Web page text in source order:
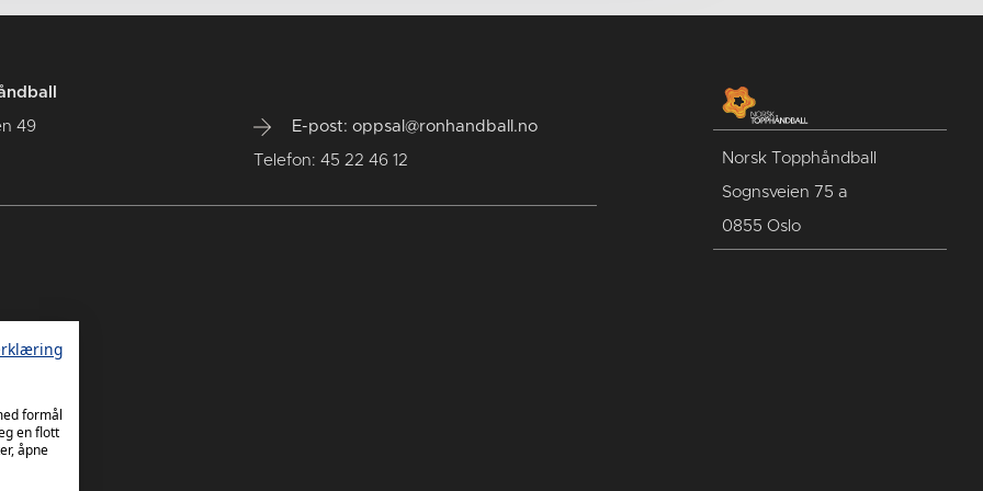
49 E-post: oppsal@ronhandball.no
Telefon: 45 22 46 12 Norsk Topphåndball
Sognsveien 75 a
0855 Oslo
formål
en flott
åpne